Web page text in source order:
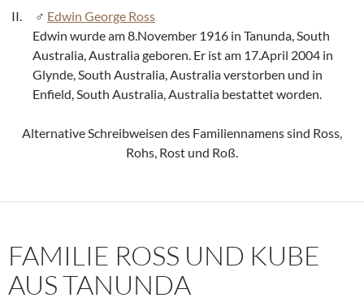
Edwin George Ross
Edwin wurde am 8.November 1916 in Tanunda, South
Australia, Australia geboren. Er ist am 17.April 2004 in
Glynde, South Australia, Australia verstorben und in
Enfield, South Australia, Australia bestattet worden.
Alternative Schreibweisen des Familiennamens sind Ross,
Rohs, Rost und Roß.
FAMILIE ROSS UND KUBE
AUS TANUNDA